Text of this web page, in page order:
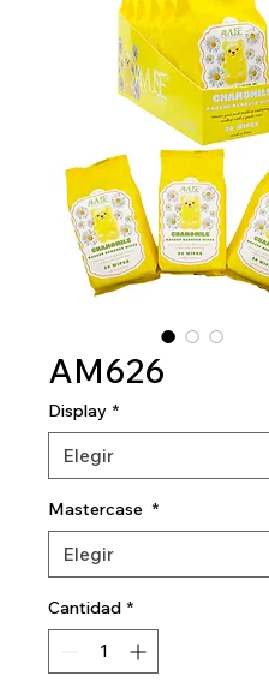
AM626
Display *
Mastercase *
Cantidad *